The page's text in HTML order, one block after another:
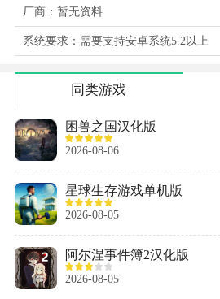
厂商：暂无资料
系统要求：需要支持安卓系统5.2以上
同类游戏
困兽之国汉化版
2026-08-06
星球生存游戏单机版
2026-08-05
阿尔涅事件簿2汉化版
2026-08-05